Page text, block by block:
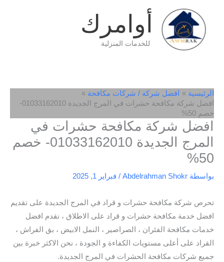
المحتوى
أوامرك
للخدمات المنزلية
الرئيسية
افضل شركة / شركات مكافحة
افضل شركة مكافحة حشرات في المرج الجديدة 01033162010-
خصم 50%
افضل شركة مكافحة حشرات في
المرج الجديدة 01033162010- خصم
50%
بواسطة Abdelrahman Shokr
/ فبراير 1, 2025
تحرص شركة مكافحة حشرات و قراد في المرج الجديدة على تقديم
افضل خدمة مكافحة حشرات و قراد على الاطلاق ، نقدم افضل
خدمات مكافحة الفئران ، الصراصير ، النمل الابيض ، بق الفراش ،
القراد على أعلى مستويات الكفاءة و الجودة ، نحن الاكثر خبرة بين
جميع شركات مكافحة الحشرات في المرج الجديدة.